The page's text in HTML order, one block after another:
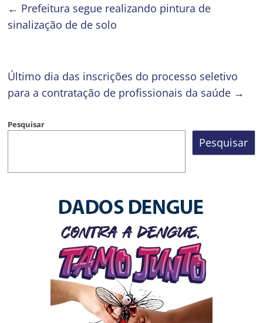
← Prefeitura segue realizando pintura de
sinalização de de solo
Último dia das inscrições do processo seletivo
para a contratação de profissionais da saúde →
Pesquisar
Pesquisar